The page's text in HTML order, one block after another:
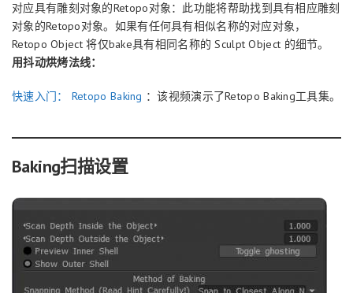
对应具有雕刻对象的Retopo对象：此功能将帮助找到具有相应雕刻
对象的Retopo对象。如果有任何具有相似名称的对应对象，
Retopo Object 将仅bake具有相同名称的 Sculpt Object 的细节。
用抖动烘烤法线：
快速入门： Retopo Baking ：该视频演示了Retopo Baking工具集。
Baking扫描设置